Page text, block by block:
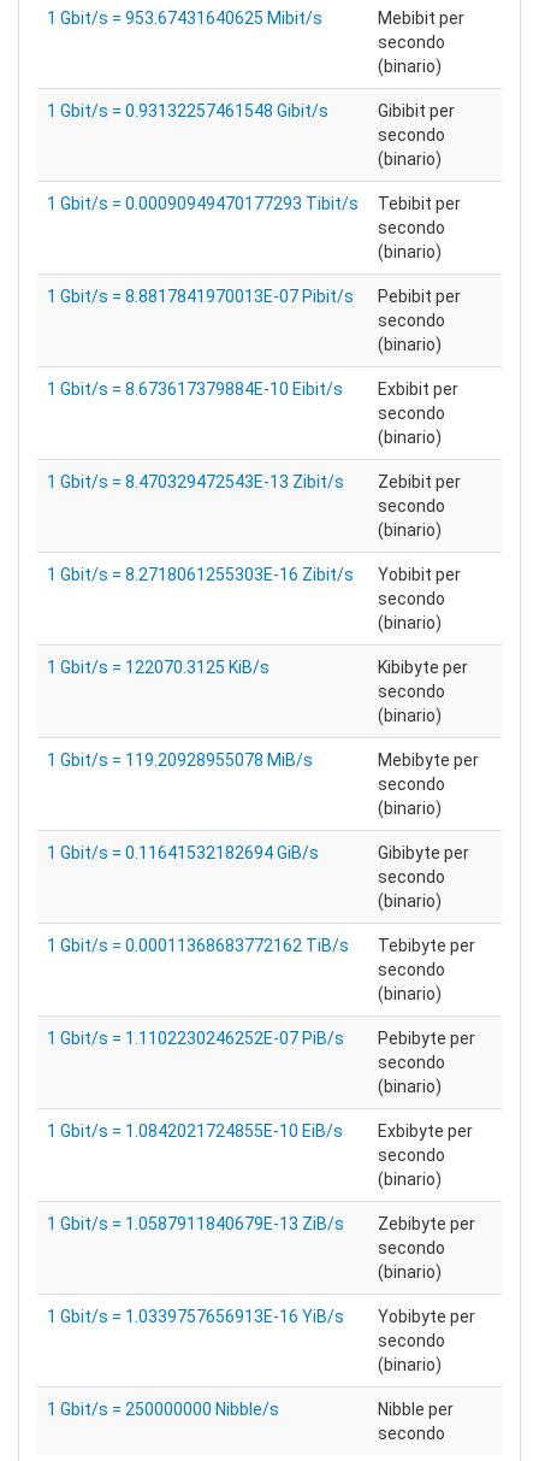
1 Gbit/s = 953.67431640625 Mibit/s
Mebibit per
secondo
(binario)
1 Gbit/s = 0.93132257461548 Gibit/s
Gibibit per
secondo
(binario)
1 Gbit/s = 0.00090949470177293 Tibit/s
Tebibit per
secondo
(binario)
1 Gbit/s = 8.8817841970013E-07 Pibit/s
Pebibit per
secondo
(binario)
1 Gbit/s = 8.673617379884E-10 Eibit/s
Exbibit per
secondo
(binario)
1 Gbit/s = 8.470329472543E-13 Zibit/s
Zebibit per
secondo
(binario)
1 Gbit/s = 8.2718061255303E-16 Zibit/s
Yobibit per
secondo
(binario)
1 Gbit/s = 122070.3125 KiB/s
Kibibyte per
secondo
(binario)
1 Gbit/s = 119.20928955078 MiB/s
Mebibyte per
secondo
(binario)
1 Gbit/s = 0.11641532182694 GiB/s
Gibibyte per
secondo
(binario)
1 Gbit/s = 0.00011368683772162 TiB/s
Tebibyte per
secondo
(binario)
1 Gbit/s = 1.1102230246252E-07 PiB/s
Pebibyte per
secondo
(binario)
1 Gbit/s = 1.0842021724855E-10 EiB/s
Exbibyte per
secondo
(binario)
1 Gbit/s = 1.0587911840679E-13 ZiB/s
Zebibyte per
secondo
(binario)
1 Gbit/s = 1.0339757656913E-16 YiB/s
Yobibyte per
secondo
(binario)
1 Gbit/s = 250000000 Nibble/s
Nibble per
secondo